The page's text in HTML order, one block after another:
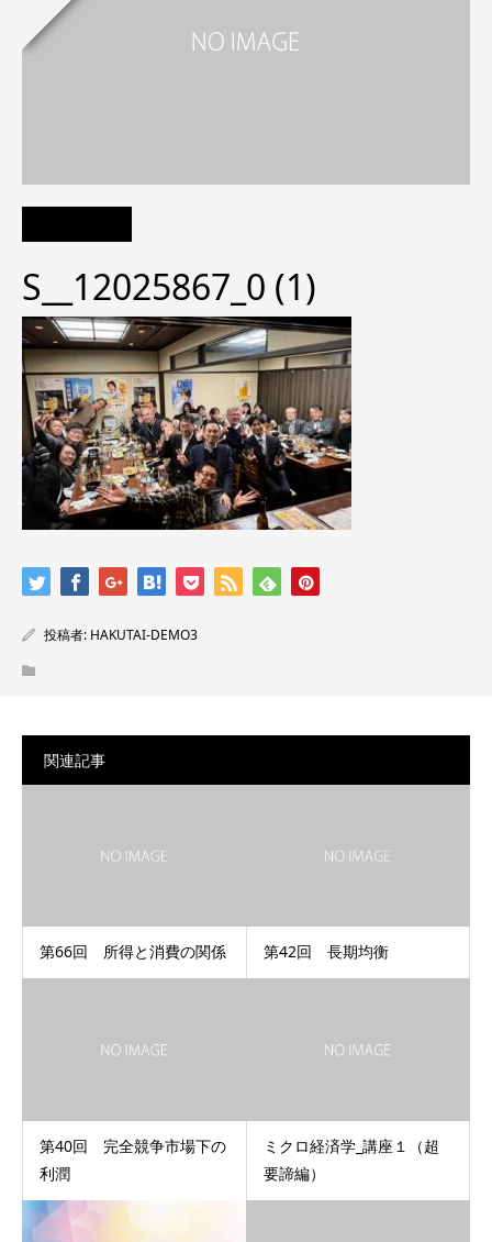
S__12025867_0 (1)
投稿者: HAKUTAI-DEMO3
関連記事
第66回 所得と消費の関係 第42回 長期均衡
第40回 完全競争市場下の
利潤
ミクロ経済学_講座１（超
要諦編）